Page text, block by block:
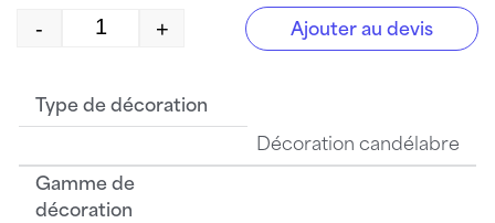
quantité de AC250LWW
- + Ajouter au devis
Type de décoration
Décoration candélabre
Gamme de
décoration